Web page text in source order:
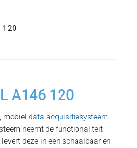
120
A146 120
mobiel data-acquisitiesysteem
neemt de functionaliteit
deze in een schaalbaar en